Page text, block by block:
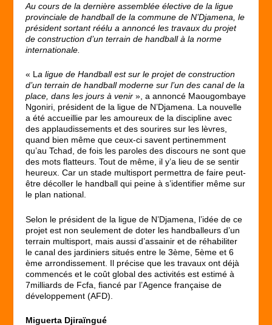
Au cours de la dernière assemblée élective de la ligue
provinciale de handball de la commune de N’Djamena, le
président sortant réélu a annoncé les travaux du projet
de construction d’un terrain de handball à la norme
internationale.
« La ligue de Handball est sur le projet de construction
d’un terrain de handball moderne sur l’un des canal de la
place, dans les jours à venir », a annoncé Maougombaye
Ngoniri, président de la ligue de N’Djamena. La nouvelle
a été accueillie par les amoureux de la discipline avec
des applaudissements et des sourires sur les lèvres,
quand bien même que ceux-ci savent pertinemment
qu’au Tchad, de fois les paroles des discours ne sont que
des mots flatteurs. Tout de même, il y’a lieu de se sentir
heureux. Car un stade multisport permettra de faire peut-
être décoller le handball qui peine à s’identifier même sur
le plan national.
Selon le président de la ligue de N’Djamena, l’idée de ce
projet est non seulement de doter les handballeurs d’un
terrain multisport, mais aussi d’assainir et de réhabiliter
le canal des jardiniers situés entre le 3ème, 5ème et 6
ème arrondissement. Il précise que les travaux ont déjà
commencés et le coût global des activités est estimé à
7milliards de Fcfa, fiancé par l’Agence française de
développement (AFD).
Miguerta Djiraïngué